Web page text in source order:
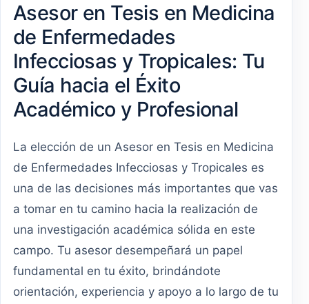
Asesor en Tesis en Medicina
de Enfermedades
Infecciosas y Tropicales: Tu
Guía hacia el Éxito
Académico y Profesional
La elección de un Asesor en Tesis en Medicina
de Enfermedades Infecciosas y Tropicales es
una de las decisiones más importantes que vas
a tomar en tu camino hacia la realización de
una investigación académica sólida en este
campo. Tu asesor desempeñará un papel
fundamental en tu éxito, brindándote
orientación, experiencia y apoyo a lo largo de tu